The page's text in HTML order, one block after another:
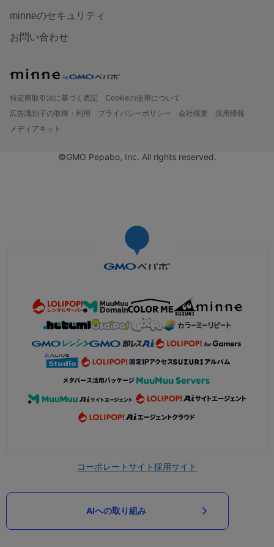
minneのセキュリティ
お問い合わせ
特定商取引法に基づく表記
Cookieの使用について
広告識別子の取得・利用
プライバシーポリシー 会社概要
採用情報
メディアキット
©GMO Pepabo, Inc. All rights reserved.
コーポレートサイト採用サイト
AIへの取り組み